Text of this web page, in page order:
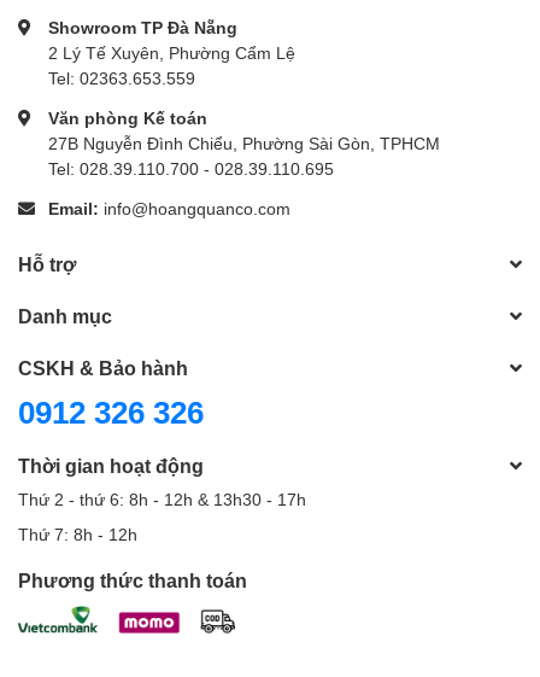
Showroom TP Đà Nẵng
2 Lý Tế Xuyên, Phường Cẩm Lệ
Tel: 02363.653.559
Văn phòng Kế toán
27B Nguyễn Đình Chiểu, Phường Sài Gòn, TPHCM
Tel: 028.39.110.700 - 028.39.110.695
Email: info@hoangquanco.com
Hỗ trợ
Danh mục
CSKH & Bảo hành
0912 326 326
Thời gian hoạt động
Thứ 2 - thứ 6: 8h - 12h & 13h30 - 17h
Thứ 7: 8h - 12h
Phương thức thanh toán